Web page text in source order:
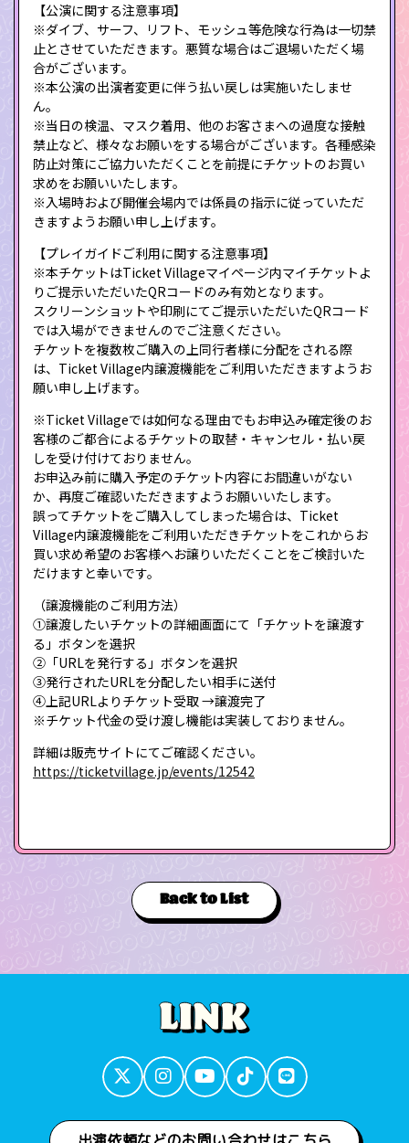
【公演に関する注意事項】
※ダイブ、サーフ、リフト、モッシュ等危険な行為は一切禁
止とさせていただきます。悪質な場合はご退場いただく場
合がございます。
※本公演の出演者変更に伴う払い戻しは実施いたしませ
ん。
※当日の検温、マスク着用、他のお客さまへの過度な接触
禁止など、様々なお願いをする場合がございます。各種感染
防止対策にご協力いただくことを前提にチケットのお買い
求めをお願いいたします。
※入場時および開催会場内では係員の指示に従っていただ
きますようお願い申し上げます。
【プレイガイドご利用に関する注意事項】
※本チケットはTicket Villageマイページ内マイチケットよ
りご提示いただいたQRコードのみ有効となります。
スクリーンショットや印刷にてご提示いただいたQRコード
では入場ができませんのでご注意ください。
チケットを複数枚ご購入の上同行者様に分配をされる際
は、Ticket Village内譲渡機能をご利用いただきますようお
願い申し上げます。
※Ticket Villageでは如何なる理由でもお申込み確定後のお
客様のご都合によるチケットの取替・キャンセル・払い戻
しを受け付けておりません。
お申込み前に購入予定のチケット内容にお間違いがない
か、再度ご確認いただきますようお願いいたします。
誤ってチケットをご購入してしまった場合は、Ticket
Village内譲渡機能をご利用いただきチケットをこれからお
買い求め希望のお客様へお譲りいただくことをご検討いた
だけますと幸いです。
（譲渡機能のご利用方法）
①譲渡したいチケットの詳細画面にて「チケットを譲渡す
る」ボタンを選択
②「URLを発行する」ボタンを選択
③発行されたURLを分配したい相手に送付
④上記URLよりチケット受取 →譲渡完了
※チケット代金の受け渡し機能は実装しておりません。
詳細は販売サイトにてご確認ください。
https://ticketvillage.jp/events/12542
Back to List